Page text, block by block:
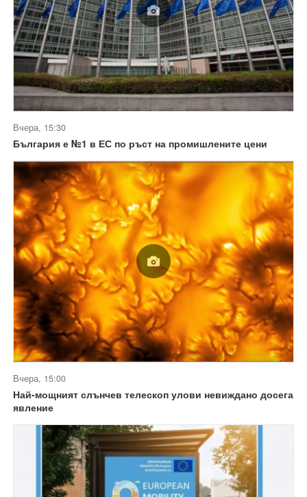
Вчера, 15:30
България е №1 в ЕС по ръст на промишлените цени
Вчера, 15:00
Най-мощният слънчев телескоп улови невиждано досега
явление